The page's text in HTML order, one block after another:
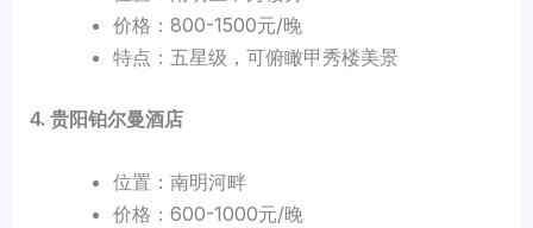
价格：800-1500元/晚
特点：五星级，可俯瞰甲秀楼美景
4. 贵阳铂尔曼酒店
位置：南明河畔
价格：600-1000元/晚